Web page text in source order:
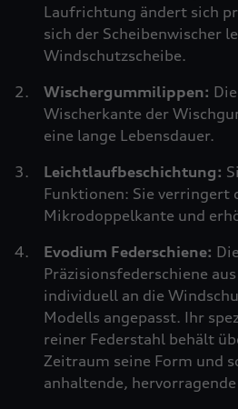
Laufrichtung ändert sich
sich der Scheibenwischer
Windschutzscheibe.
Wischergummilippen:
Wischerkante der
eine lange Lebensdauer.
Leichtlaufbeschichtung:
Funktionen: Sie verringert
Mikrodoppelkante und
Evodium Federschiene: Die
Präzisionsfederschiene
individuell an die
Modells angepasst. Ihr
reiner Federstahl behält
Zeitraum seine Form und
anhaltende,